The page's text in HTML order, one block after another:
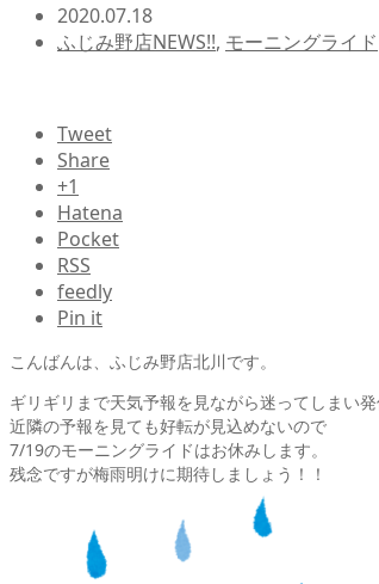
2020.07.18
ふじみ野店NEWS!!, モーニングライド
Tweet
Share
+1
Hatena
Pocket
RSS
feedly
Pin it
こんばんは、ふじみ野店北川です。
ギリギリまで天気予報を見ながら迷ってしまい
近隣の予報を見ても好転が見込めないので
7/19のモーニングライドはお休みします。
残念ですが梅雨明けに期待しましょう！！